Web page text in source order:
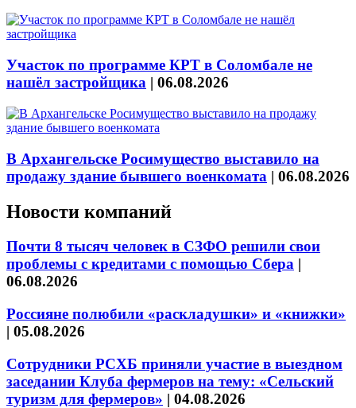
Участок по программе КРТ в Соломбале не
нашёл застройщика | 06.08.2026
В Архангельске Росимущество выставило на
продажу здание бывшего военкомата | 06.08.2026
Новости компаний
Почти 8 тысяч человек в СЗФО решили свои
проблемы с кредитами с помощью Сбера |
06.08.2026
Россияне полюбили «раскладушки» и «книжки»
| 05.08.2026
Сотрудники РСХБ приняли участие в выездном
заседании Клуба фермеров на тему: «Сельский
туризм для фермеров» | 04.08.2026